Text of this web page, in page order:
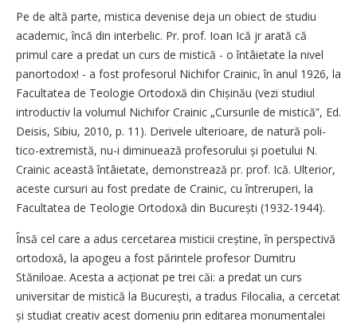
Pe de altă parte, mistica devenise deja un obiect de studiu
academic, încă din interbelic. Pr. prof. Ioan Ică jr arată că
primul care a predat un curs de mistică - o întâietate la nivel
panortodox! - a fost profesorul Nichi­for Crainic, în anul 1926, la
Facultatea de ­Teologie Ortodoxă din Chișinău (vezi studiul
introductiv la volumul Nichifor Crainic ­„Cursurile de mistică”, Ed.
Deisis, Sibiu, 2010, p. 11). Derivele ulterioare, de natură po­li­
tico-extremistă, nu-i diminuează profesorului și poetului N.
Crainic această întâietate, demonstrează pr. prof. Ică. Ulterior,
aceste ­cursuri au fost predate de Crainic, cu întreruperi, la
Facultatea de Teologie Ortodoxă din București (1932-1944).
Însă cel care a adus cercetarea misticii creștine, în perspectivă
ortodoxă, la apogeu a fost părintele profesor Dumitru
Stăniloae. Acesta a acționat pe trei căi: a predat un curs
universitar de mistică la București, a tradus Filocalia, a cercetat
și studiat creativ acest domeniu prin editarea monumentalei